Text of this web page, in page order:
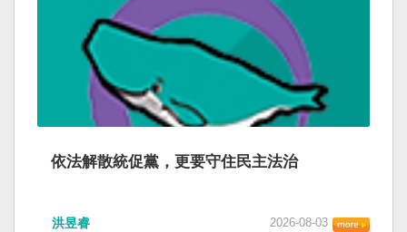
依法解散統促黨，更要守住民主法治
洪昱睿 2026-08-03